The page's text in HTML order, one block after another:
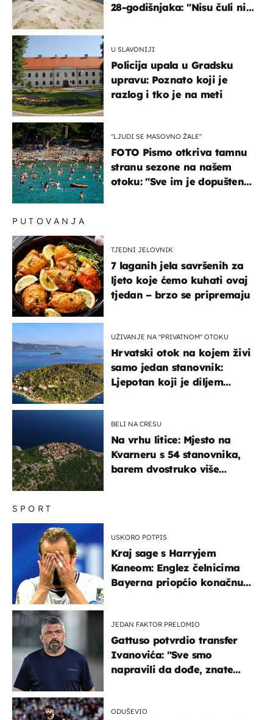
28-godišnjaka: "Nisu čuli ni
U SLAVONIJI
Policija upala u Gradsku
upravu: Poznato koji je
razlog i tko je na meti
"LJUDI SE MASOVNO ŽALE"
FOTO Pismo otkriva tamnu
stranu sezone na našem
otoku: "Sve im je dopušteno!
SPORT
USKORO POTPIS
Kraj sage s Harryjem
Kaneom: Englez čelnicima
Bayerna priopćio konačnu
JEDAN FAKTOR PRELOMIO
Gattuso potvrdio transfer
Ivanovića: "Sve smo
napravili da dođe, znate
ODUŠEVIO
PUTOVANJA
TJEDNI JELOVNIK
7 laganih jela savršenih za
ljeto koje ćemo kuhati ovaj
tjedan – brzo se pripremaju
UŽIVANJE NA "PRIVATNOM" OTOKU
Hrvatski otok na kojem živi
samo jedan stanovnik:
Ljepotan koji je diljem
BELI NA CRESU
Na vrhu litice: Mjesto na
Kvarneru s 54 stanovnika,
barem dvostruko više